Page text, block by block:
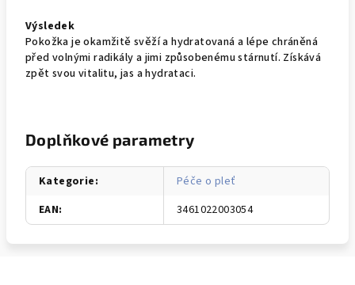
Výsledek
Pokožka je okamžitě svěží a hydratovaná a lépe chráněná
před volnými radikály a jimi způsobenému stárnutí. Získává
zpět svou vitalitu, jas a hydrataci.
Doplňkové parametry
Kategorie:
Péče o pleť
EAN: 3461022003054